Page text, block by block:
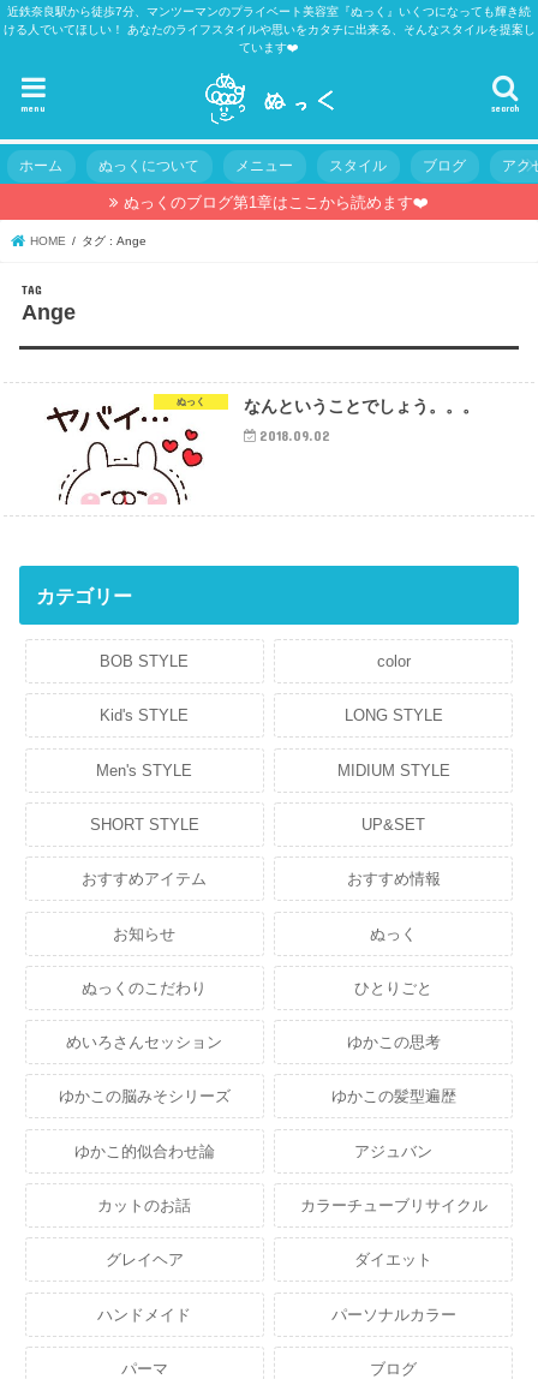
近鉄奈良駅から徒歩7分、マンツーマンのプライベート美容室『ぬっく』いくつになっても輝き続
ける人でいてほしい！ あなたのライフスタイルや思いをカタチに出来る、そんなスタイルを提案し
ています❤️
search
menu
ホーム ぬっくについて メニュー スタイル ブログ アク
ぬっくのブログ第1章はここから読めます❤️
HOME タグ : Ange
TAG
Ange
ぬっく なんということでしょう。。。
2018.09.02
カテゴリー
BOB STYLE color
Kid's STYLE LONG STYLE
Men's STYLE MIDIUM STYLE
SHORT STYLE UP&SET
おすすめアイテム おすすめ情報
お知らせ ぬっく
ぬっくのこだわり ひとりごと
めいろさんセッション ゆかこの思考
ゆかこの脳みそシリーズ ゆかこの髪型遍歴
ゆかこ的似合わせ論 アジュバン
カットのお話 カラーチューブリサイクル
グレイヘア ダイエット
ハンドメイド パーソナルカラー
パーマ ブログ